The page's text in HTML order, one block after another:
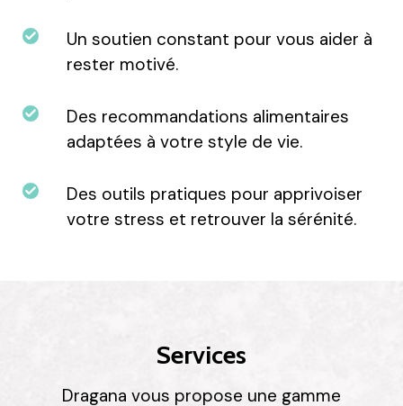
Un soutien constant pour vous aider à
rester motivé.
Des recommandations alimentaires
adaptées à votre style de vie.
Des outils pratiques pour apprivoiser
votre stress et retrouver la sérénité.
Services
Dragana vous propose une gamme